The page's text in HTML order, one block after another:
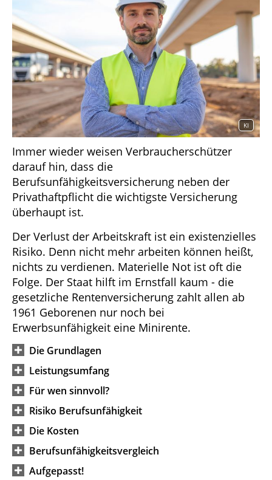
KI
Immer wieder weisen Verbraucherschützer
darauf hin, dass die
Berufsunfähigkeitsversicherung neben der
Privathaftpflicht die wichtigste Versicherung
überhaupt ist.
Der Verlust der Arbeitskraft ist ein existenzielles
Risiko. Denn nicht mehr arbeiten können heißt,
nichts zu verdienen. Materielle Not ist oft die
Folge. Der Staat hilft im Ernstfall kaum - die
gesetzliche Rentenversicherung zahlt allen ab
1961 Geborenen nur noch bei
Erwerbsunfähigkeit eine Minirente.
Die Grundlagen
Leistungsumfang
Für wen sinnvoll?
Risiko Berufsunfähigkeit
Die Kosten
Berufsunfähigkeitsvergleich
Aufgepasst!